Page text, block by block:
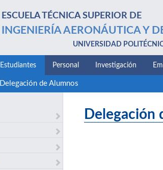
ESCUELA TÉCNICA SUPERIOR DE
INGENIERÍA AERONÁUTICA Y
UNIVERSIDAD
Estudiantes Personal Investigación
Delegación de Alumnos
Delegación